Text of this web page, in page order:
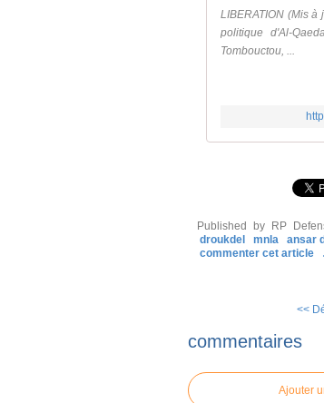
LIBERATION (Mis
politique d'Al-
Tombouctou, ...
Published by RP
droukdel
mnla
ansar
commenter cet article
<<
commentaires
Ajouter